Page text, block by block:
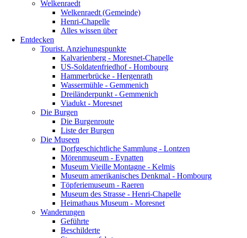
Welkenraedt
Welkenraedt (Gemeinde)
Henri-Chapelle
Alles wissen über
Entdecken
Tourist. Anziehungspunkte
Kalvarienberg - Moresnet-Chapelle
US-Soldatenfriedhof - Hombourg
Hammerbrücke - Hergenrath
Wassermühle - Gemmenich
Dreiländerpunkt - Gemmenich
Viadukt - Moresnet
Die Burgen
Die Burgenroute
Liste der Burgen
Die Museen
Dorfgeschichtliche Sammlung - Lontzen
Mörenmuseum - Eynatten
Museum Vieille Montagne - Kelmis
Museum amerikanisches Denkmal - Hombourg
Töpferiemuseum - Raeren
Museum des Strasse - Henri-Chapelle
Heimathaus Museum - Moresnet
Wanderungen
Geführte
Beschilderte